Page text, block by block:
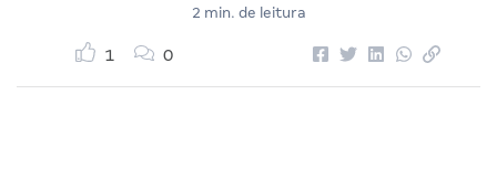
2 min. de leitura
1 0